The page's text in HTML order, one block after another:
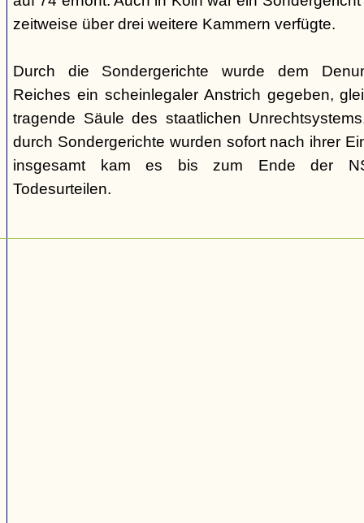
zeitweise über drei weitere Kammern verfügte.
Durch die Sondergerichte wurde dem
Reiches ein scheinlegaler Anstrich gegeben,
tragende Säule des staatlichen
durch Sondergerichte wurden sofort nach ihrer
insgesamt kam es bis zum Ende der
Todesurteilen.